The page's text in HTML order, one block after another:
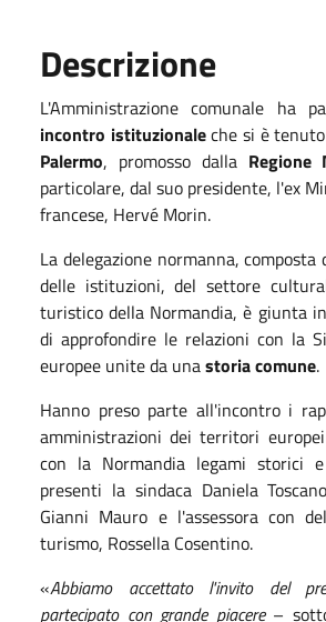
Descrizione
L'Amministrazione comunale ha
incontro istituzionaleche si è
Palermo, promosso dalla Regione
particolare, dal suo presidente, l'ex
francese, Hervé Morin.
La delegazione normanna,
delle istituzioni, del settore
turistico della Normandia, è giunta
di approfondire le relazioni con la
europee unite da unastoria comune.
Hanno preso parte all'incontro i
amministrazioni dei territori
con la Normandia legami storici
presenti la sindaca Daniela
Gianni Mauro e l'assessora con
turismo, Rossella Cosentino.
«Abbiamo accettato l'invito del
partecipato con grande piacere–